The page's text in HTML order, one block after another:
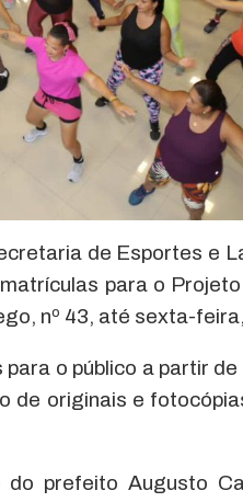
de Esportes e
para o
nº 43, até sexta-
o público a partir
de originais e
do prefeito Augusto